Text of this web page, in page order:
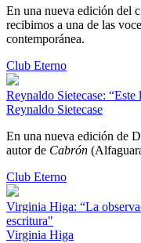
En una nueva edición del
recibimos a una de las
contemporánea.
Club Eterno
Reynaldo Sietecase:
Reynaldo Sietecase
En una nueva edición de
autor de Cabrón
Club Eterno
Virginia Higa: “La
escritura"
Virginia Higa